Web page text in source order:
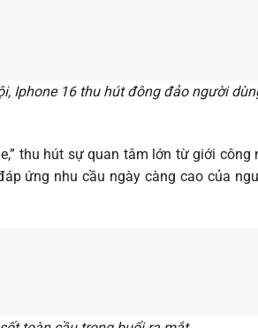
Iphone 16 thu hút đông đảo người
thu hút sự quan tâm lớn từ giới
ứng nhu cầu ngày càng cao của